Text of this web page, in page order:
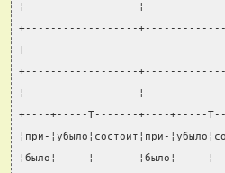
¦                  ¦
+------------------
¦
+------------------
¦                  ¦
+----+-----T-------+----+-----
¦при-¦убыло¦состоит¦при-
¦было¦     ¦       ¦было¦